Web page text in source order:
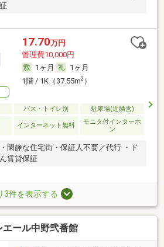
17.70万円
管理費10,000円
1ヶ月
1ヶ月
1階 / 1K（37.55m2）
バス・トイレ別 駐車場(近隣含)
インターネット無料
モニタ付インターホ
ン
閑静な住宅街・保証人不要／代行 ・ド
賃貸保証
3件を表示する
エール中野弐番館